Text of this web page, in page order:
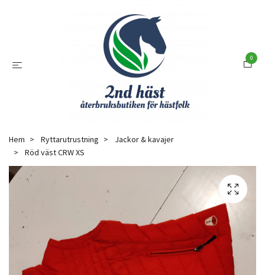
0
Hem Ryttarutrustning
Jackor & kavajer
Röd väst CRW XS